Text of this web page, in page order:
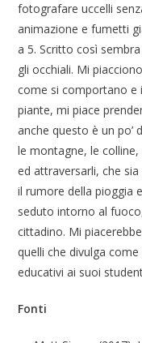
fotografare uccelli
animazione e fumetti
a 5. Scritto così
gli occhiali. Mi
come si comportano e
piante, mi piace
anche questo è un po’
le montagne, le
ed attraversarli, che
il rumore della pioggia
seduto intorno al
cittadino. Mi
quelli che divulga
educativi ai suoi
Fonti